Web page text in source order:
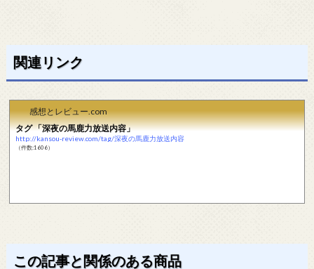
関連リンク
感想とレビュー.com
タグ 「深夜の馬鹿力放送内容」
http://kansou-review.com/tag/深夜の馬鹿力放送内容
（件数:1606）
この記事と関係のある商品